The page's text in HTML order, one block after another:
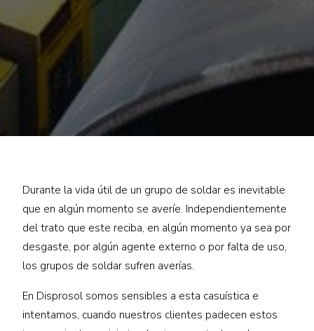
Durante la vida útil de un grupo de soldar es inevitable
que en algún momento se averíe. Independientemente
del trato que este reciba, en algún momento ya sea por
desgaste, por algún agente externo o por falta de uso,
los grupos de soldar sufren averías.
En Disprosol somos sensibles a esta casuística e
intentamos, cuando nuestros clientes padecen estos